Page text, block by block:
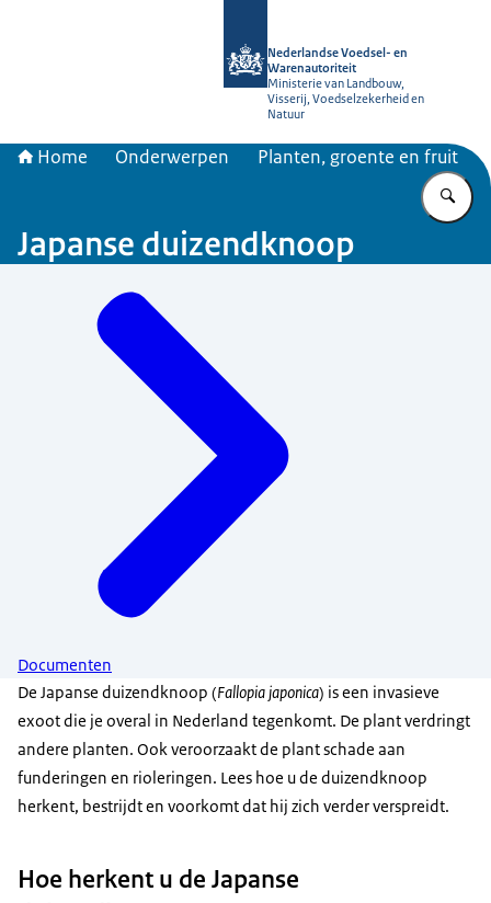
Nederlandse Voedsel- en
Warenautoriteit
Ministerie van Landbouw,
Visserij, Voedselzekerheid en
Natuur
Home Onderwerpen Planten, groente en fruit
Japanse duizendknoop
Documenten
De Japanse duizendknoop (Fallopia japonica) is een invasieve
exoot die je overal in Nederland tegenkomt. De plant verdringt
andere planten. Ook veroorzaakt de plant schade aan
funderingen en rioleringen. Lees hoe u de duizendknoop
herkent, bestrijdt en voorkomt dat hij zich verder verspreidt.
Hoe herkent u de Japanse